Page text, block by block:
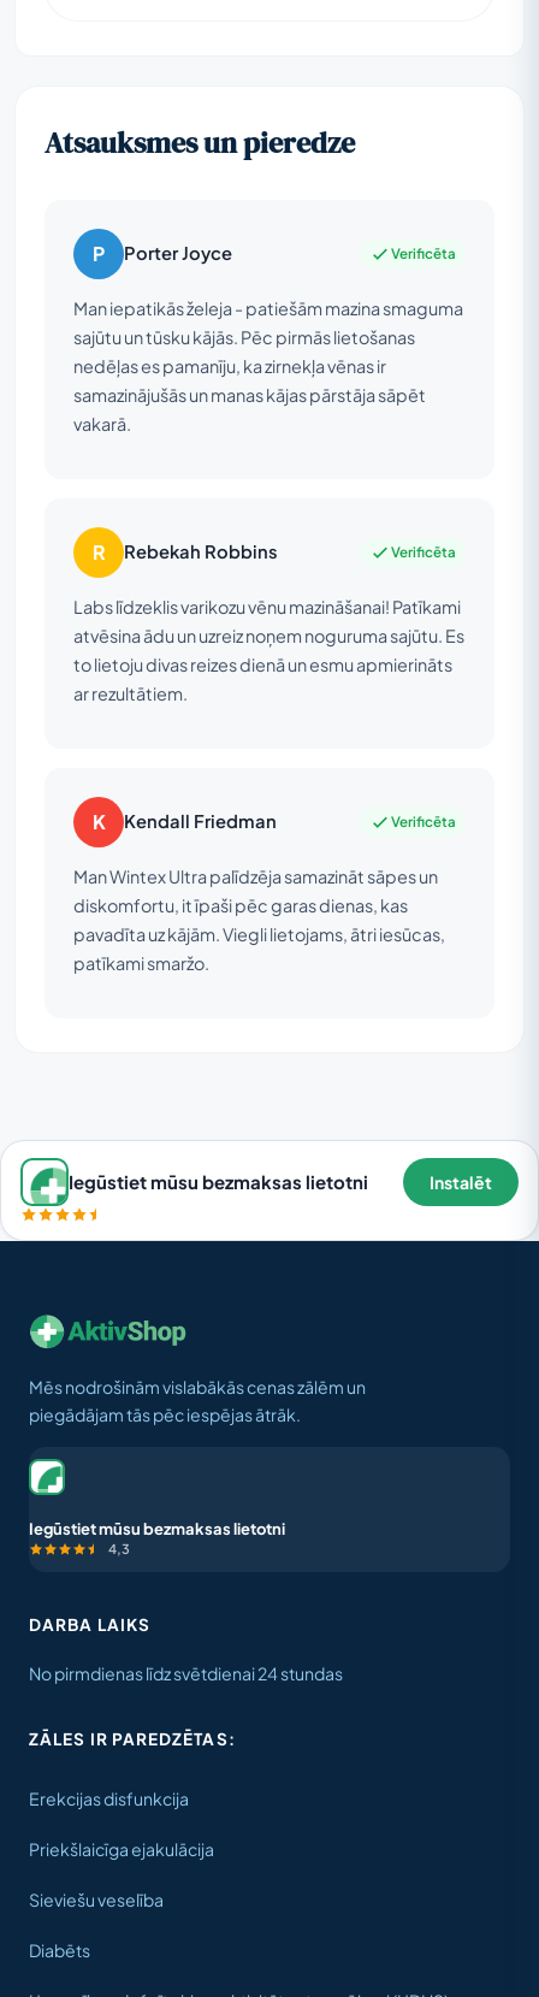
Atsauksmes un pieredze
P Porter Joyce Verificēta
Man iepatikās želeja - patiešām mazina smaguma
sajūtu un tūsku kājās. Pēc pirmās lietošanas
nedēļas es pamanīju, ka zirnekļa vēnas ir
samazinājušās un manas kājas pārstāja sāpēt
vakarā.
R Rebekah Robbins Verificēta
Labs līdzeklis varikozu vēnu mazināšanai! Patīkami
atvēsina ādu un uzreiz noņem noguruma sajūtu. Es
to lietoju divas reizes dienā un esmu apmierināts
ar rezultātiem.
K Kendall Friedman Verificēta
Man Wintex Ultra palīdzēja samazināt sāpes un
diskomfortu, it īpaši pēc garas dienas, kas
pavadīta uz kājām. Viegli lietojams, ātri iesūcas,
patīkami smaržo.
Iegūstiet mūsu bezmaksas lietotni Instalēt
Mēs nodrošinām vislabākās cenas zālēm un
piegādājam tās pēc iespējas ātrāk.
Iegūstiet mūsu bezmaksas lietotni
4,3
DARBA LAIKS
No pirmdienas līdz svētdienai 24 stundas
ZĀLES IR PAREDZĒTAS:
Erekcijas disfunkcija
Priekšlaicīga ejakulācija
Sieviešu veselība
Diabēts